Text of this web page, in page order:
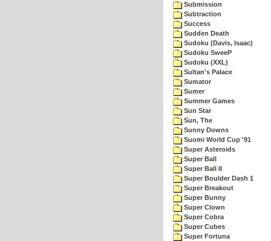
Submission
Subtraction
Success
Sudden Death
Sudoku (Davis, Isaac)
Sudoku SweeP
Sudoku (XXL)
Sultan's Palace
Sumator
Sumer
Summer Games
Sun Star
Sun, The
Sunny Downs
Suomi World Cup '91
Super Asteroids
Super Ball
Super Ball II
Super Boulder Dash 1
Super Breakout
Super Bunny
Super Clown
Super Cobra
Super Cubes
Super Fortuna